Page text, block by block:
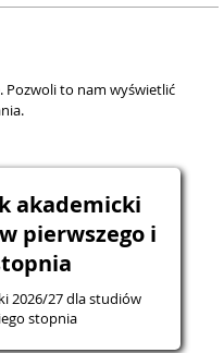
Pozwoli to nam wyświetlić
akademicki
pierwszego i
2026/27 dla studiów
stopnia